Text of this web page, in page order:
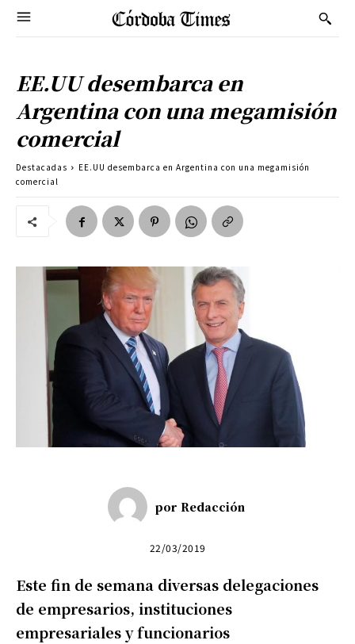
EE.UU desembarca en
Argentina con una megamisión
comercial
Destacadas
EE.UU desembarca en Argentina con una megamisión
comercial
por Redacción
22/03/2019
Este fin de semana diversas delegaciones
de empresarios, instituciones
empresariales y funcionarios